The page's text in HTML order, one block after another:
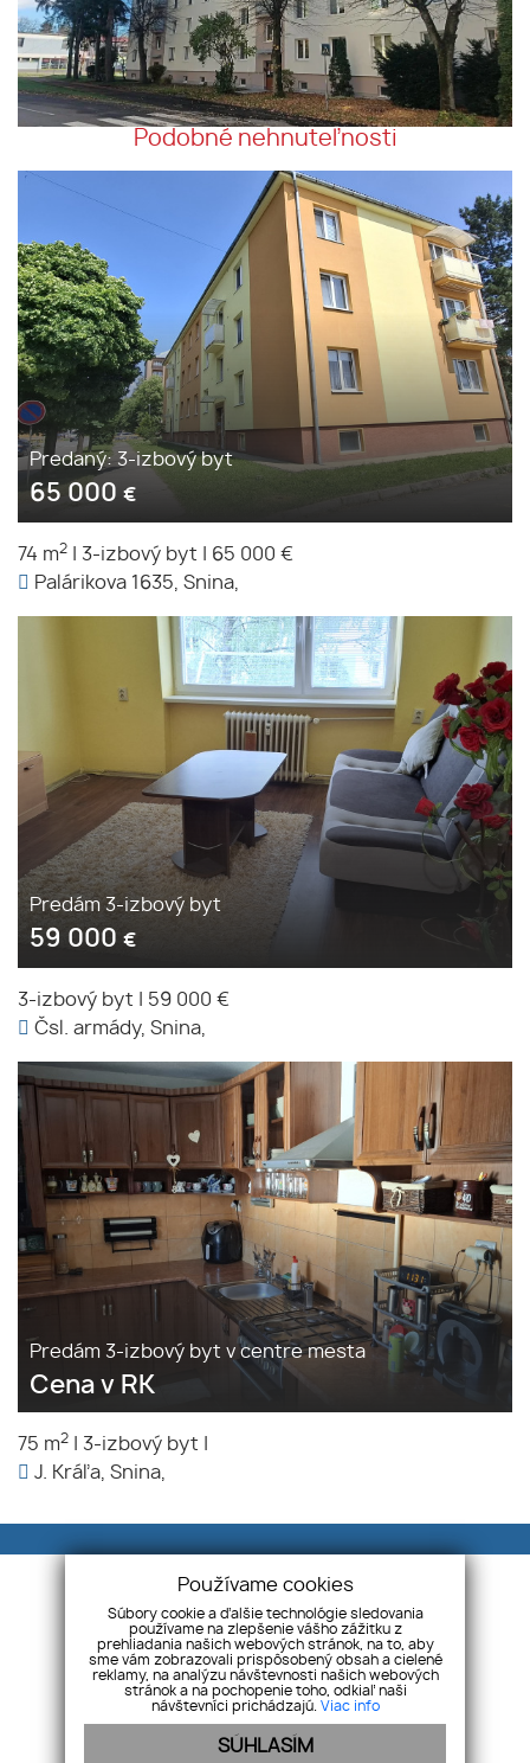
Podobné nehnuteľnosti
Predaný: 3-izbový byt
65 000 €
74 m2 3-izbový byt
65 000 €
Palárikova 1635, Snina,
Predám 3-izbový byt
59 000 €
3-izbový byt
59 000 €
Čsl. armády, Snina,
Predám 3-izbový byt v centre mesta
Cena v RK
75 m2 3-izbový byt
J. Kráľa, Snina,
Modrá realitka
Námestie slobody 9, 06601
Humenné
+421 915 961 074
+421 905 351 943
info@modrarealitka.sk
Používame cookies
Súbory cookie a ďalšie technológie sledovania
používame na zlepšenie vášho zážitku z
prehliadania našich webových stránok, na to, aby
sme vám zobrazovali prispôsobený obsah a cielené
reklamy, na analýzu návštevnosti našich webových
stránok a na pochopenie toho, odkiaľ naši
návštevníci prichádzajú. Viac info
SÚHLASÍM